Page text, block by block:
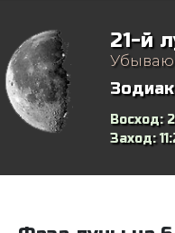
21-й
Восход:
Заход: